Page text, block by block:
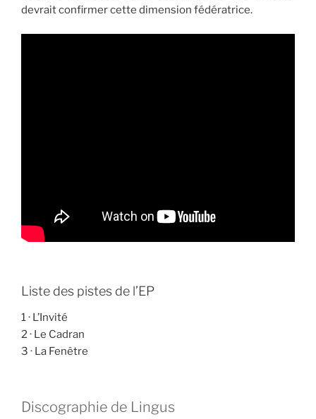
devrait confirmer cette dimension fédératrice.
Liste des pistes de l’EP
1 · L’Invité
2 · Le Cadran
3 · La Fenêtre
Discographie de Lingus